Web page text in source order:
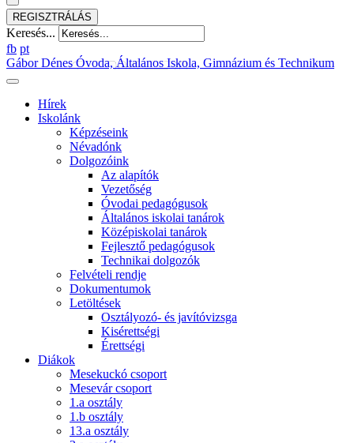
REGISZTRÁLÁS
Keresés...
fb pt
Gábor Dénes Óvoda, Általános Iskola, Gimnázium és Technikum
Hírek
Iskolánk
Képzéseink
Névadónk
Dolgozóink
Az alapítók
Vezetőség
Óvodai pedagógusok
Általános iskolai tanárok
Középiskolai tanárok
Fejlesztő pedagógusok
Technikai dolgozók
Felvételi rendje
Dokumentumok
Letöltések
Osztályozó- és javítóvizsga
Kisérettségi
Érettségi
Diákok
Mesekuckó csoport
Mesevár csoport
1.a osztály
1.b osztály
13.a osztály